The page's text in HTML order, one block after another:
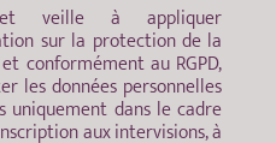
veille à appliquer
sur la protection de la
conformément au RGPD,
les données personnelles
uniquement dans le cadre
aux intervisions, à